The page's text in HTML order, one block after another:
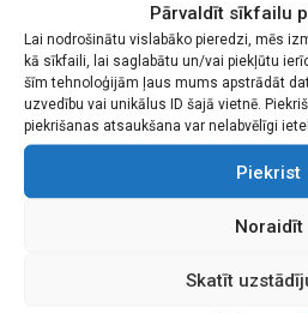
Pārvaldīt sīkfailu
Lai nodrošinātu vislabāko pieredzi, mēs
kā sīkfaili, lai saglabātu un/vai piekļūtu
šīm tehnoloģijām ļaus mums apstrādāt
uzvedību vai unikālus ID šajā vietnē.
piekrišanas atsaukšana var nelabvēlīgi
Piekrist
Noraidīt
Skatīt
“Dvēseles dziesma”, “Ķiršu
no skaņdarbiem, kas būs
pavasara pēcpusdienā
mīlestības garšai mūzikā,
melodijām, ko izpildīs
Dūduma-Ķirse kopā ar
(kontrabass) un Krišjānis Bremšs